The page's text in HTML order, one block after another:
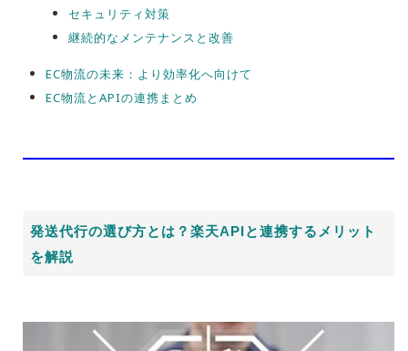
セキュリティ対策
継続的なメンテナンスと改善
EC物流の未来：より効率化へ向けて
EC物流とAPIの連携まとめ
発送代行の選び方とは？楽天APIと連携するメリット
を解説